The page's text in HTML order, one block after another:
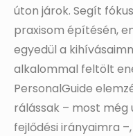
úton járok. Segít
praxisom építésén,
egyedül a
alkalommal feltölt
PersonalGuide
rálássak – most még
fejlődési irányaimra